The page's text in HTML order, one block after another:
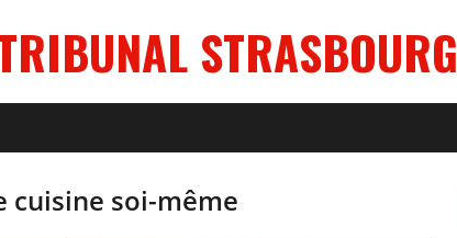
STRASBOURG
cuisine soi-même